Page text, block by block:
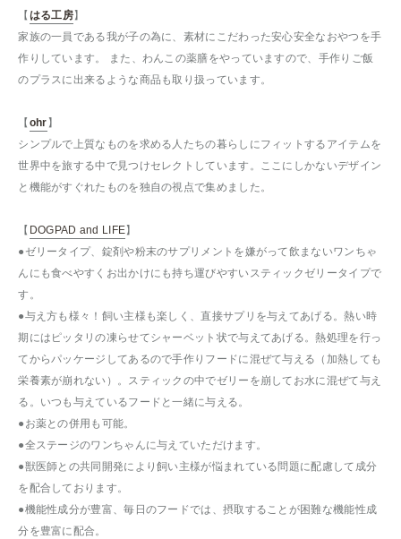
【 はる工房】
家族の一員である我が子の為に、素材にこだわった安心安全なおやつを手
作りしています。 また、わんこの薬膳をやっていますので、手作りご飯
のプラスに出来るような商品も取り扱っています。
【 ohr 】
シンプルで上質なものを求める人たちの暮らしにフィットするアイテムを
世界中を旅する中で見つけセレクトしています。ここにしかないデザイン
と機能がすぐれたものを独自の視点で集めました。
【 DOGPAD and LIFE】
●ゼリータイプ、錠剤や粉末のサプリメントを嫌がって飲まないワンちゃ
んにも食べやすくお出かけにも持ち運びやすいスティックゼリータイプで
す。
●与え方も様々！飼い主様も楽しく、直接サプリを与えてあげる。熱い時
期にはピッタリの凍らせてシャーベット状で与えてあげる。熱処理を行っ
てからパッケージしてあるので手作りフードに混ぜて与える（加熱しても
栄養素が崩れない）。スティックの中でゼリーを崩してお水に混ぜて与え
る。いつも与えているフードと一緒に与える。
●お薬との併用も可能。
●全ステージのワンちゃんに与えていただけます。
●獣医師との共同開発により飼い主様が悩まれている問題に配慮して成分
を配合しております。
●機能性成分が豊富、毎日のフードでは、摂取することが困難な機能性成
分を豊富に配合。